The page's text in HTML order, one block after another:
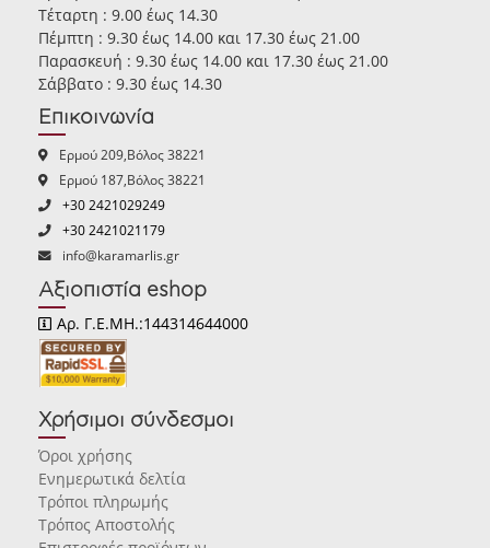
Τέταρτη : 9.00 έως 14.30
Πέμπτη : 9.30 έως 14.00 και 17.30 έως 21.00
Παρασκευή : 9.30 έως 14.00 και 17.30 έως 21.00
Σάββατο : 9.30 έως 14.30
Επικοινωνία
Ερμού 209,Βόλος 38221
Ερμού 187,Βόλος 38221
+30 2421029249
+30 2421021179
info@karamarlis.gr
Αξιοπιστία eshop
Αρ. Γ.Ε.ΜΗ.:144314644000
Χρήσιμοι σύνδεσμοι
Όροι χρήσης
Ενημερωτικά δελτία
Τρόποι πληρωμής
Τρόπος Αποστολής